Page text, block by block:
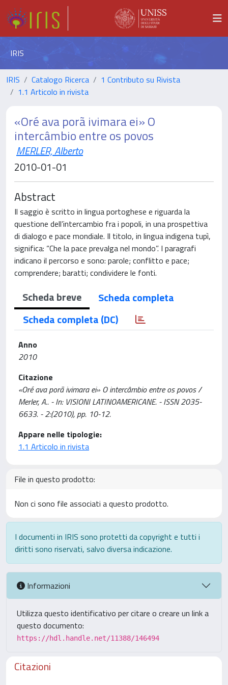
IRIS
IRIS Catalogo Ricerca
1 Contributo su Rivista
1.1 Articolo in rivista
«Oré ava porã ivimara ei» O
intercâmbio entre os povos
MERLER, Alberto
2010-01-01
Abstract
Il saggio è scritto in lingua portoghese e riguarda la
questione dell’intercambio fra i popoli, in una prospettiva
di dialogo e pace mondiale. Il titolo, in lingua indigena tupì,
significa: “Che la pace prevalga nel mondo”. I paragrafi
indicano il percorso e sono: parole; conflitto e pace;
comprendere; baratti; condividere le fonti.
Scheda breve
Scheda completa
Scheda completa (DC)
Anno
2010
Citazione
«Oré ava porã ivimara ei» O intercâmbio entre os povos /
Merler, A.. - In: VISIONI LATINOAMERICANE. - ISSN 2035-
6633. - 2:(2010), pp. 10-12.
Appare nelle tipologie:
1.1 Articolo in rivista
File in questo prodotto:
Non ci sono file associati a questo prodotto.
I documenti in IRIS sono protetti da copyright e tutti i
diritti sono riservati, salvo diversa indicazione.
Informazioni
Utilizza questo identificativo per citare o creare un link a
questo documento:
https://hdl.handle.net/11388/146494
Citazioni